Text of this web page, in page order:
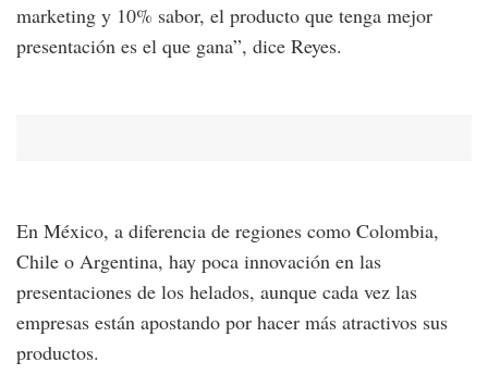
marketing y 10% sabor, el producto que tenga mejor
presentación es el que gana”, dice Reyes.
En México, a diferencia de regiones como Colombia,
Chile o Argentina, hay poca innovación en las
presentaciones de los helados, aunque cada vez las
empresas están apostando por hacer más atractivos sus
productos.